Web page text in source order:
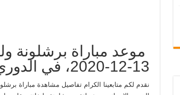
موعد مباراة برشلونة
13-12-2020، في الدوري الاسباني